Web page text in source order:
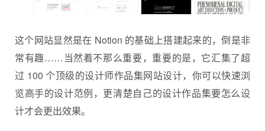
这个网站显然是在 Notion 的基础上搭建起来的，倒是非
常有趣……当然着不那么重要，重要的是，它汇集了超
过 100 个顶级的设计师作品集网站设计，你可以快速浏
览高手的设计范例，更清楚自己的设计作品集要怎么设
计才会更出效果。